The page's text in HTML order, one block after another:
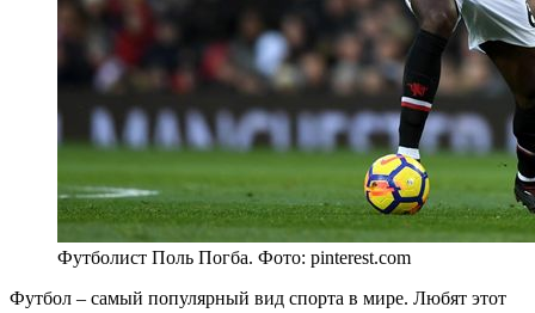
Футболист Поль Погба. Фото: pinterest.com
Футбол – самый популярный вид спорта в мире. Любят этот